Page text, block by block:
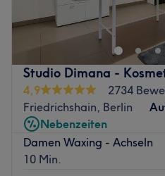
Zurück zur
Team von Brilliant Beauty in
kannst du dich zurücklehnen.
und deine Haut mit
verwenden ausschließlich
Nächste öffentliche
Die Station Samariterstr. ist
Studio entfernt.
Das Team:
Dank ständiger
Studio Dimana -
4,9
2734
Friedrichshain, Berlin
Nebenzeiten
Damen Waxing - Achseln
10 Min.